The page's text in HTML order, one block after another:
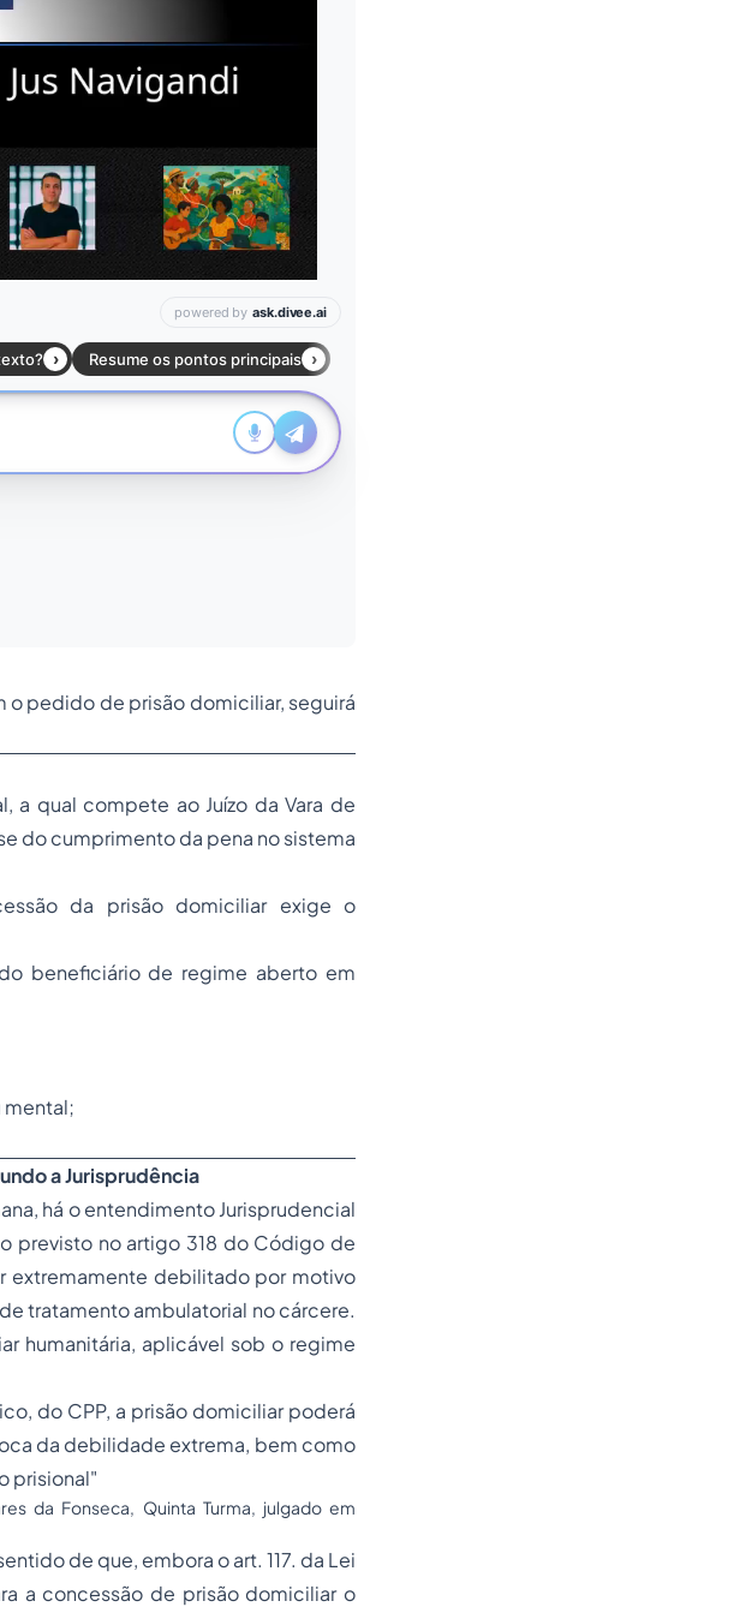
o pedido de prisão domiciliar, seguirá
a qual compete ao Juízo da Vara de
do cumprimento da pena no sistema
da prisão domiciliar exige o
beneficiário de regime aberto em
mental;
a Jurisprudência
há o entendimento Jurisprudencial
previsto no artigo 318 do Código de
extremamente debilitado por motivo
tratamento ambulatorial no cárcere.
humanitária, aplicável sob o regime
do CPP, a prisão domiciliar poderá
da debilidade extrema, bem como
prisional"
da Fonseca, Quinta Turma, julgado em
de que, embora o art. 117. da Lei
a concessão de prisão domiciliar o